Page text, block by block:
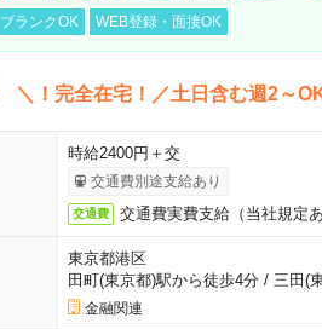
ブランクOK WEB登録・面接OK
＼！完全在宅！／土日含む週2～
時給2400円＋交
交通費別途支給あり
交通費 交通費実費支給（当社規定あ
東京都港区
田町(東京都)駅から徒歩4分/ 三田(
金融関連